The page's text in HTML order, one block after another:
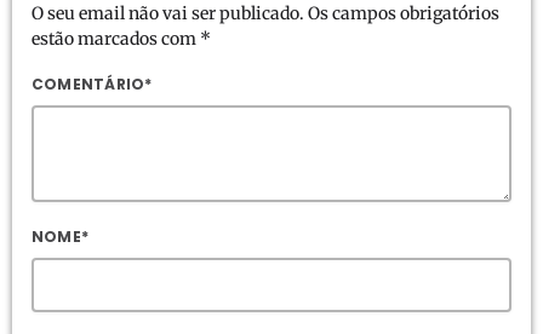
O seu email não vai ser publicado. Os campos obrigatórios
estão marcados com *
COMENTÁRIO*
NOME*